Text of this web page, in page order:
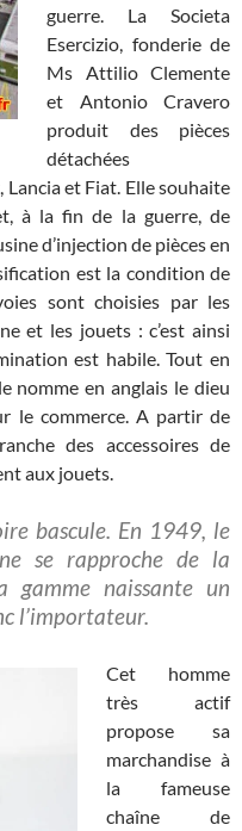
guerre. La Societa
Esercizio, fonderie de
Ms Attilio Clemente
et Antonio Cravero
produit des pièces
détachées
Lancia et Fiat. Elle souhaite
à la fin de la guerre, de
d’injection de pièces en
est la condition de
sont choisies par les
et les jouets : c’est ainsi
est habile. Tout en
nomme en anglais le dieu
le commerce. A partir de
des accessoires de
aux jouets.
bascule. En 1949, le
se rapproche de la
gamme naissante un
l’importateur.
Cet homme
très actif
propose sa
marchandise à
la fameuse
chaîne de